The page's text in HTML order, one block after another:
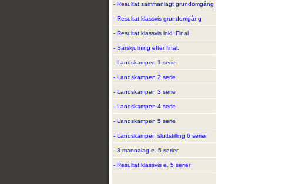
- Resultat sammanlagt grundomgång
- Resultat klassvis grundomgång
- Resultat klassvis inkl. Final
- Särskjutning efter final.
- Landskampen 1 serie
- Landskampen 2 serie
- Landskampen 3 serie
- Landskampen 4 serie
- Landskampen 5 serie
- Landskampen sluttstilling 6 serier
- 3-mannalag e. 5 serier
- Resultat klassvis e. 5 serier